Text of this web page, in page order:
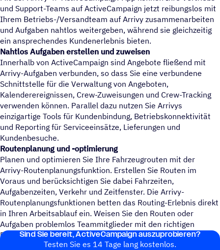
und Support-Teams auf ActiveCampaign jetzt reibungslos mit
Ihrem Betriebs-/Versandteam auf Arrivy zusammenarbeiten
und Aufgaben nahtlos weitergeben, während sie gleichzeitig
ein ansprechendes Kundenerlebnis bieten.
Nahtlos Aufgaben erstellen und zuweisen
Innerhalb von ActiveCampaign sind Angebote fließend mit
Arrivy-Aufgaben verbunden, so dass Sie eine verbundene
Schnittstelle für die Verwaltung von Angeboten,
Kalenderereignissen, Crew-Zuweisungen und Crew-Tracking
verwenden können. Parallel dazu nutzen Sie Arrivys
einzigartige Tools für Kundenbindung, Betriebskonnektivität
und Reporting für Serviceeinsätze, Lieferungen und
Kundenbesuche.
Routenplanung und -optimierung
Planen und optimieren Sie Ihre Fahrzeugrouten mit der
Arrivy-Routenplanungsfunktion. Erstellen Sie Routen im
Voraus und berücksichtigen Sie dabei Fahrzeiten,
Aufgabenzeiten, Verkehr und Zeitfenster. Die Arrivy-
Routenplanungsfunktionen betten das Routing-Erlebnis direkt
in Ihren Arbeitsablauf ein. Weisen Sie den Routen oder
Aufgaben problemlos Teammitglieder mit den richtigen
Fähigkeiten zu.
Sind Sie bereit, ActiveCampaign auszuprobieren?
Testen Sie es 14 Tage lang kostenlos.